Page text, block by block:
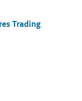
Trading